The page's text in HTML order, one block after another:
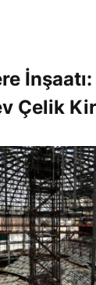
Çelik